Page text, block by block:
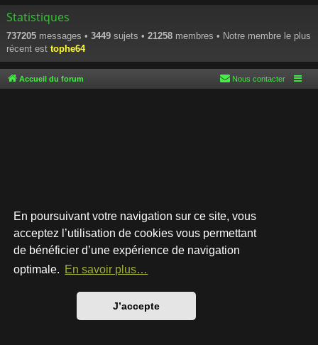
En poursuivant votre navigation sur ce site, vous
acceptez l’utilisation de cookies vous permettant
de bénéficier d’une expérience de navigation
optimale. En savoir plus…
J’accepte
Statistiques
737205 messages • 3449 sujets • 21258 membres • Notre membre le plus
récent est tophe64
Accueil du forum Nous contacter
Développé parphpBB® Forum Software © phpBB Limited
Style par
Traduction française officielle